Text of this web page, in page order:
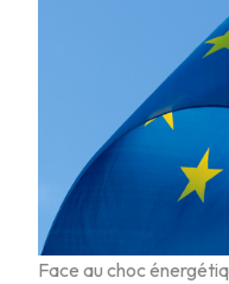
Face au choc